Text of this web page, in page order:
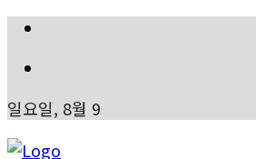
일요일, 8월 9